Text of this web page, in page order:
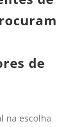
de
na escolha